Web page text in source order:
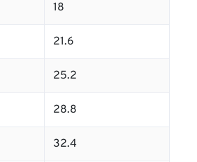
18
21.6
25.2
28.8
32.4